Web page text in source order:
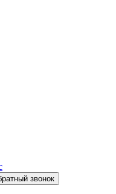
звонок